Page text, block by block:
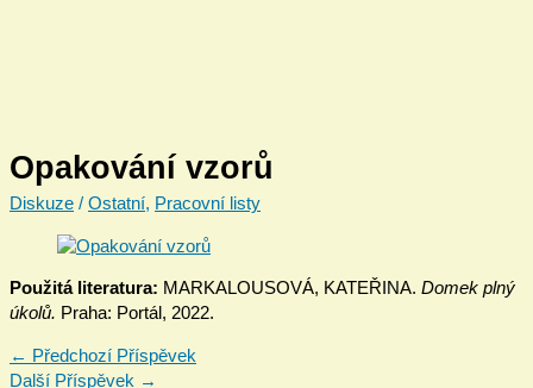
Opakování vzorů
Diskuze / Ostatní, Pracovní listy
Použitá literatura: MARKALOUSOVÁ, KATEŘINA. Domek plný
úkolů. Praha: Portál, 2022.
← Předchozí Příspěvek
Další Příspěvek →